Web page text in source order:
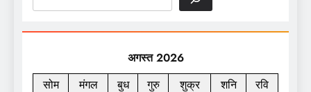
अगस्त 2026
सोम
मंगल बुध गुरु शुक्र शनि
रवि